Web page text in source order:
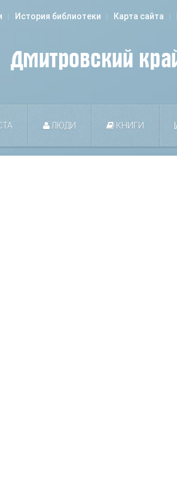
История библиотеки Карта сайта
ЛЮДИ КНИГИ